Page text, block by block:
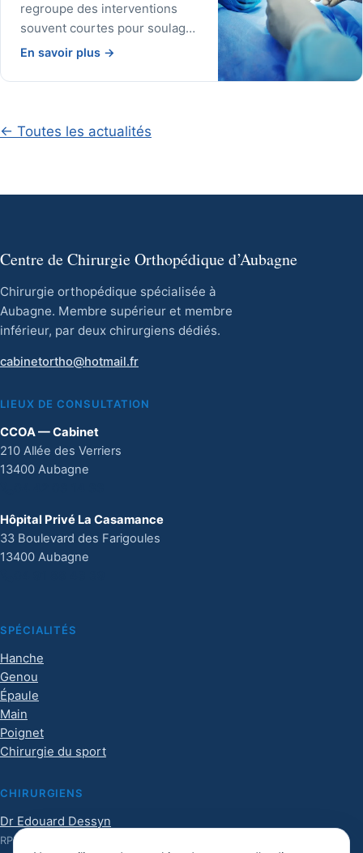
regroupe des interventions
souvent courtes pour soulager
douleurs, blocages et
l'usage de la main.
En savoir plus →
← Toutes les actualités
Centre de Chirurgie Orthopédique d’Aubagne
Chirurgie orthopédique spécialisée à
Aubagne. Membre supérieur et membre
inférieur, par deux chirurgiens dédiés.
cabinetortho@hotmail.fr
LIEUX DE CONSULTATION
CCOA — Cabinet
210 Allée des Verriers
13400 Aubagne
Hôpital Privé La Casamance
33 Boulevard des Farigoules
13400 Aubagne
SPÉCIALITÉS
Hanche
Genou
Épaule
Main
Poignet
Chirurgie du sport
CHIRURGIENS
Dr Edouard Dessyn
RPPS :